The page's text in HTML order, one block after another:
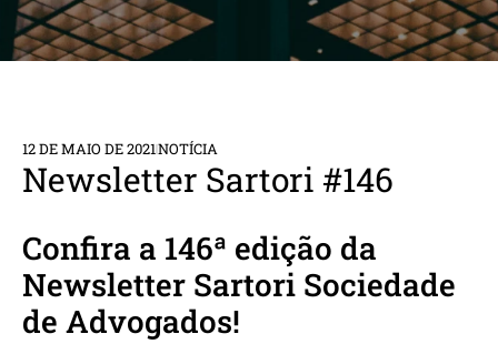
12 DE MAIO DE 2021NOTÍCIA
Newsletter Sartori #146
Confira a 146ª edição da
Newsletter Sartori Sociedade
de Advogados!